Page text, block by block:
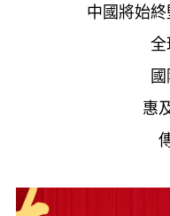
中國將始終
全
國
惠及
傳